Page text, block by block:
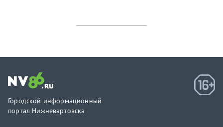
Городской информационный
портал Нижневартовска